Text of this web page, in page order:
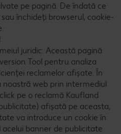
pe pagină. De îndată ce
închideți browserul, cookie-
juridic: Această pagină
Tool pentru analiza
reclamelor afișate. În
noastră web prin intermediul
pe o reclamă Kaufland
afișată pe aceasta,
va introduce un cookie în
banner de publicitate